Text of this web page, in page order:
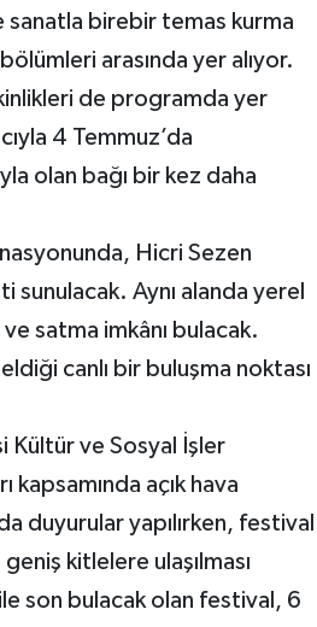
sanatla birebir temas kurma
arasında yer alıyor.
de programda yer
4 Temmuz’da
olan bağı bir kez daha
Hicri Sezen
sunulacak. Aynı alanda yerel
satma imkânı bulacak.
canlı bir buluşma noktası
Kültür ve Sosyal İşler
kapsamında açık hava
duyurular yapılırken, festival
kitlelere ulaşılması
son bulacak olan festival, 6